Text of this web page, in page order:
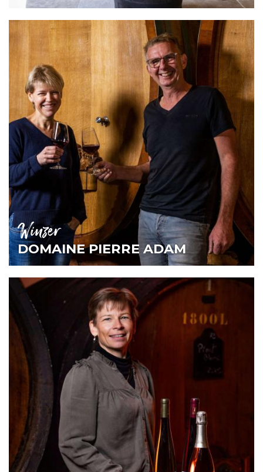
Winzer
DOMAINE PIERRE ADAM